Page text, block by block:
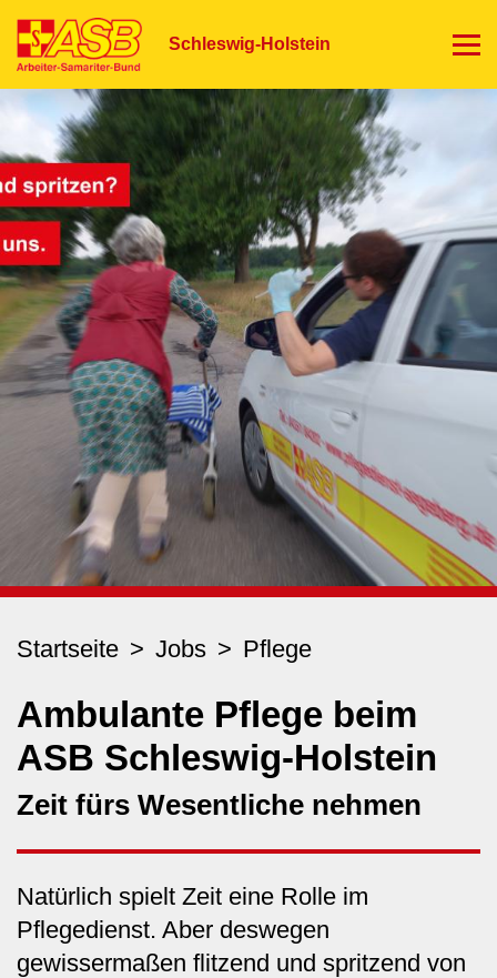
zum
Schleswig-Holstein
Startseite Jobs Pflege
Ambulante Pflege beim
ASB Schleswig-Holstein
Zeit fürs Wesentliche nehmen
Natürlich spielt Zeit eine Rolle im
Pflegedienst. Aber deswegen
gewissermaßen flitzend und spritzend von